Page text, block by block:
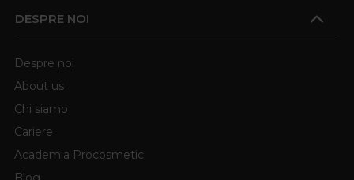
DESPRE NOI
Despre noi
About us
Chi siamo
Cariere
Academia Procosmetic